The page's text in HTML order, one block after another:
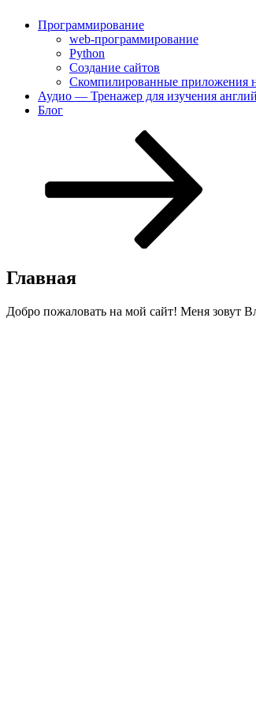
Программирование
web-программирование
Python
Создание сайтов
Скомпилированные приложения
Аудио — Тренажер для изучения
Блог
Главная
Добро пожаловать на мой сайт! Меня зовут